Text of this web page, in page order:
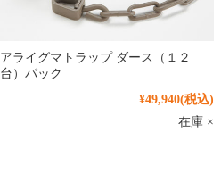
アライグマトラップ ダース（１２
台）パック
¥49,940(税込)
在庫 ×